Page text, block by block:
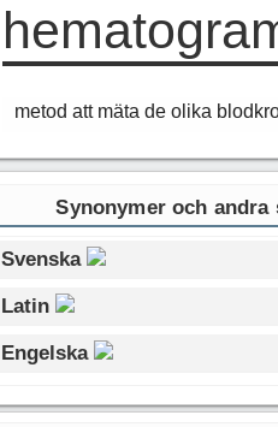
metod att mäta de olika
Synonymer och andra
Svenska
Latin
Engelska